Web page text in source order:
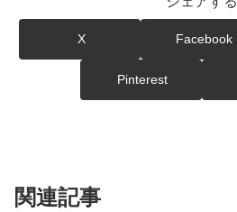
X Facebook
Pinterest
関連記事